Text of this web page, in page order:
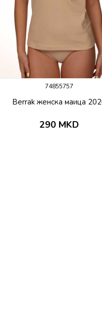
74855757
Berrak женска маица
290 MKD